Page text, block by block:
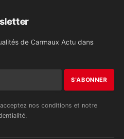
de Carmaux Actu dans
nos conditions et notre
.